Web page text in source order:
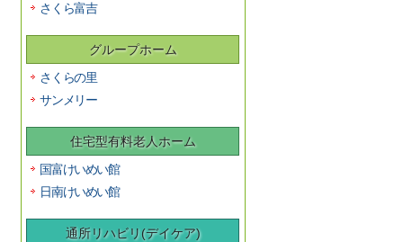
さくら富吉
グループホーム
さくらの里
サンメリー
住宅型有料老人ホーム
国富けいめい館
日南けいめい館
通所リハビリ(デイケア)